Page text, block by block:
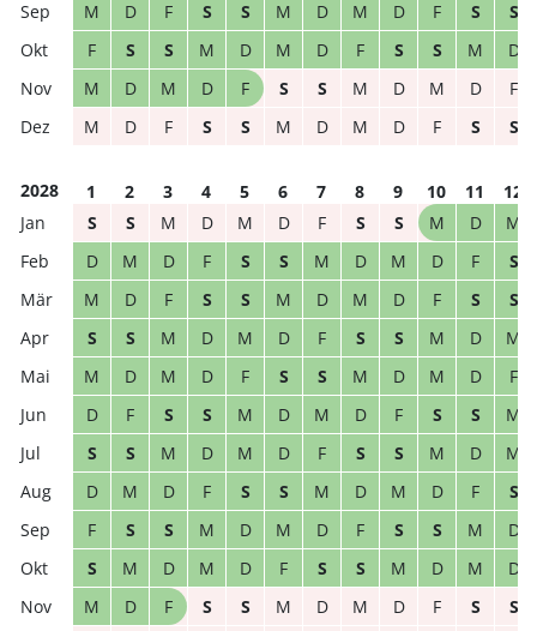
M D F S S M D M D F S
S
F
S S M D M D F S S M
D
M
D M D F S S M D M D
F
M
D F S S M D M D F S S
2028 1 2 3 4 5 6 7 8 9 10 11
12
S
S M D M D F S S M D
M
D
M D F S S M D M D F
S
M
D F S S M D M D F S
S
S
S M D M D F S S M D
M
M
D M D F S S M D M D
F
D
F S S M D M D F S S
M
S
S M D M D F S S M D
M
D
M D F S S M D M D F
S
F
S S M D M D F S S M
D
S
M D M D F S S M D M
D
M
D F S S M D M D F S
S